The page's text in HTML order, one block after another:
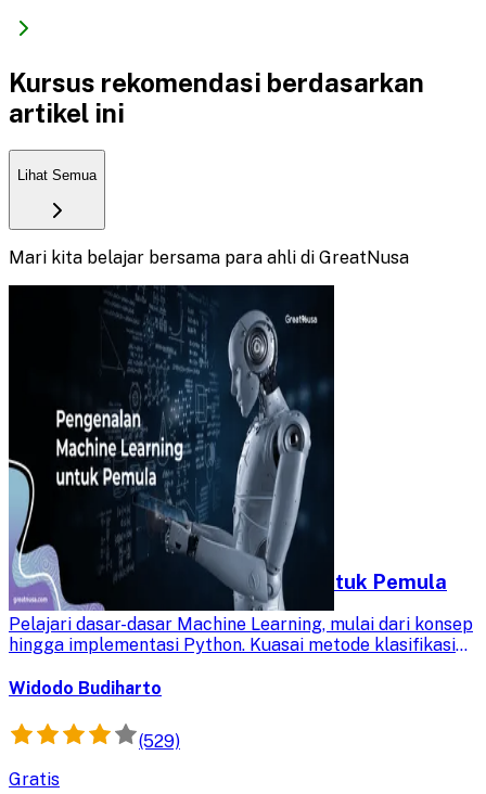
Kursus rekomendasi berdasarkan
artikel ini
Lihat Semua
Mari kita belajar bersama para ahli di GreatNusa
Pengenalan Machine Learning untuk Pemula
Pelajari dasar-dasar Machine Learning, mulai dari konsep
hingga implementasi Python. Kuasai metode klasifikasi
Widodo Budiharto
(529)
Gratis